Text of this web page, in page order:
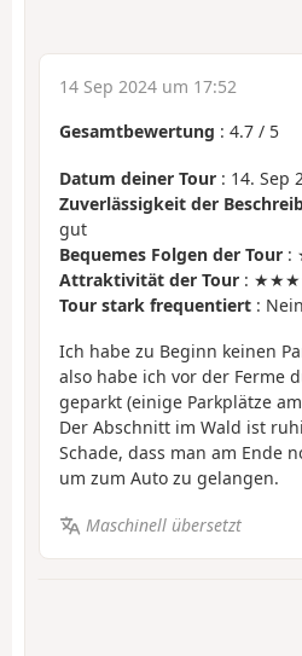
14 Sep 2024 um 17:52
Gesamtbewertung : 4.7 / 5
Datum deiner Tour : 14. Sep
Zuverlässigkeit der
gut
Bequemes Folgen der Tour :
Attraktivität der Tour :
Tour stark frequentiert : Nein
Ich habe zu Beginn keinen
also habe ich vor der Ferme
geparkt (einige Parkplätze
Der Abschnitt im Wald ist
Schade, dass man am Ende
um zum Auto zu gelangen.
Maschinell übersetzt